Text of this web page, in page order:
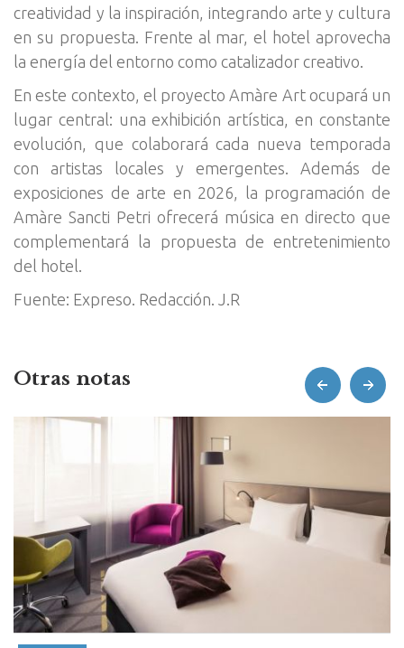
creatividad y la inspiración, integrando arte y cultura
en su propuesta. Frente al mar, el hotel aprovecha
la energía del entorno como catalizador creativo.
En este contexto, el proyecto Amàre Art ocupará un
lugar central: una exhibición artística, en constante
evolución, que colaborará cada nueva temporada
con artistas locales y emergentes. Además de
exposiciones de arte en 2026, la programación de
Amàre Sancti Petri ofrecerá música en directo que
complementará la propuesta de entretenimiento
del hotel.
Fuente: Expreso. Redacción. J.R
Otras notas prev next